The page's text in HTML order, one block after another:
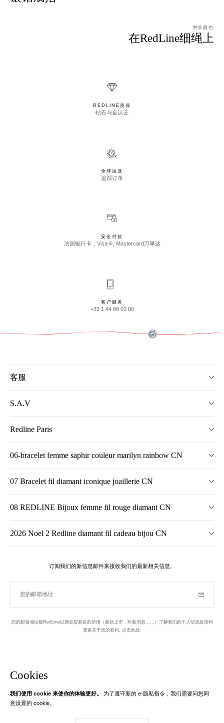
Cookies
我们使用 cookie 来使你的体验更好。
为了遵守新的 e-隐私指令，我们需要问您同
意设置的 cookie。
增添颜色
在RedLine细绳上
REDLINE质保
钻石与金认证
全球运送
追踪订单
安全付款
法国银行卡，Visa卡, Mastercard万事达
客户服务
+33 1 44 88 02 00
客服
S.A.V
Redline Paris
06-bracelet femme saphir couleur marilyn rainbow CN
07 Bracelet fil diamant iconique joaillerie CN
08 REDLINE Bijoux femme fil rouge diamant CN
2026 Noel 2 Redline diamant fil cadeau bijou CN
订阅我们的新信息邮件来接收我们的最新相关信息。
您的邮箱地址
您的邮箱地址被RedLine以商业贸易目的所用（新款上市，时新消息……）了解我们的个人信息政策和
更多关于您的权利,
点击此处
Instagram
新信息邮件